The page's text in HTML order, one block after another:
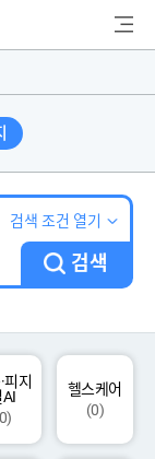
색
검색 조건 열기
검색
피지
AI
헬스케어
(0)